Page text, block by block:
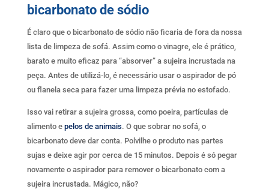
bicarbonato de sódio
É claro que o bicarbonato de sódio não ficaria de fora da nossa
lista de limpeza de sofá. Assim como o vinagre, ele é prático,
barato e muito eficaz para “absorver” a sujeira incrustada na
peça. Antes de utilizá-lo, é necessário usar o aspirador de pó
ou flanela seca para fazer uma limpeza prévia no estofado.
Isso vai retirar a sujeira grossa, como poeira, partículas de
alimento e pelos de animais. O que sobrar no sofá, o
bicarbonato deve dar conta. Polvilhe o produto nas partes
sujas e deixe agir por cerca de 15 minutos. Depois é só pegar
novamente o aspirador para remover o bicarbonato com a
sujeira incrustada. Mágico, não?